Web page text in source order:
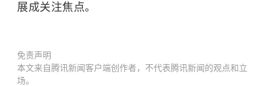
展成关注焦点。
免责声明
本文来自腾讯新闻客户端创作者，不代表腾讯新闻的观点和立
场。